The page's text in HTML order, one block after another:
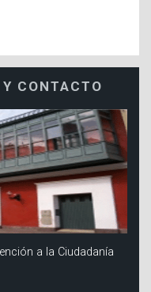
CONTACTO
a la Ciudadanía